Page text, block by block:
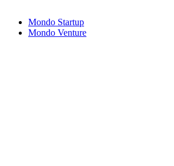
Mondo Startup
Mondo Venture